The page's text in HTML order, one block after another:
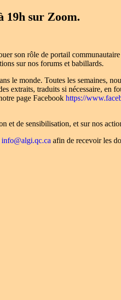
19h sur Zoom.
son rôle de portail
sur nos forums et babillards.
le monde. Toutes les semaines,
extraits, traduits si nécessaire, en
page Facebook https://
de sensibilisation, et sur nos
info@algi.qc.ca afin de recevoir les